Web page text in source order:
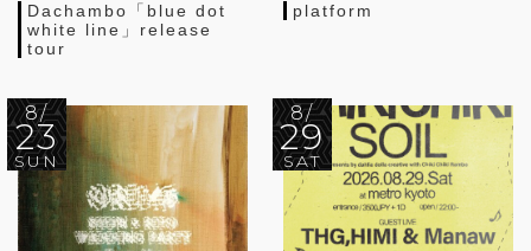
Dachambo「blue dot
white line」release
tour
platform
8/
23
SUN
8/
29
SAT